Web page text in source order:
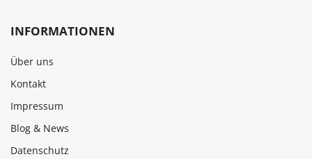
INFORMATIONEN
Über uns
Kontakt
Impressum
Blog & News
Datenschutz